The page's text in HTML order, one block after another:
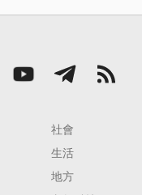
社會
生活
地方